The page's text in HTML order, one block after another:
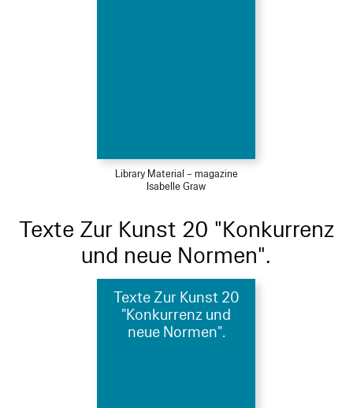
Library Material – magazine
Isabelle Graw
Texte Zur Kunst 20 "Konkurrenz
und neue Normen".
Texte Zur Kunst 20
"Konkurrenz und
neue Normen".